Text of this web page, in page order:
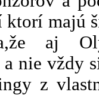
ktorí majú
aj
a nie vždy
z